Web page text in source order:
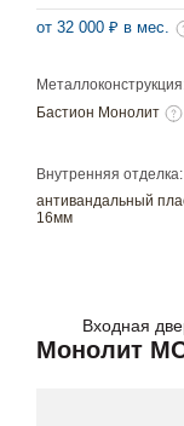
Бастион Монолит
Внутренняя отделка:
антивандальный
16мм
от 32 000 ₽ в мес.
Входная
Монолит